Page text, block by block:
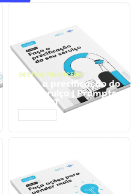
GESTÃO FINANCEIRA
Faça a precificação do
seu serviço | Prompts
ChatGPT